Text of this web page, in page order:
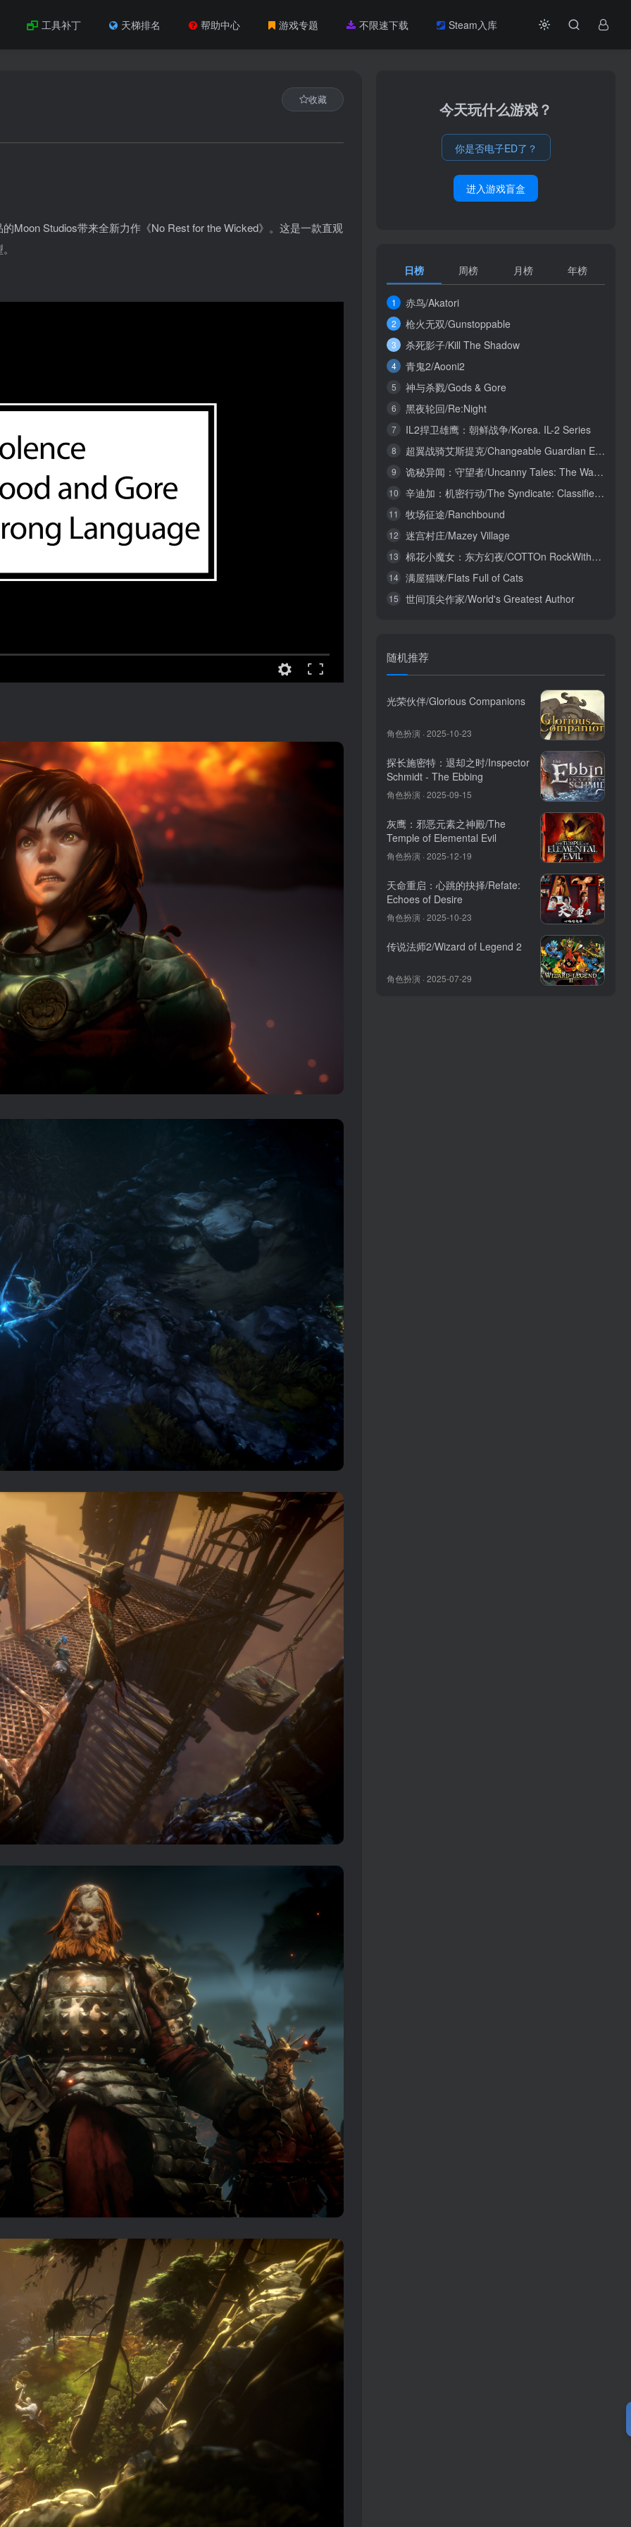
工具补丁 天梯排名 帮助中心 游戏专题 不限速下载 Steam入库
收藏
Moon Studios带来全新力作《No Rest for the Wicked》。这是一款直观
今天玩什么游戏？
你是否电子ED了？
进入游戏盲盒
日榜 周榜 月榜 年榜
1 赤鸟/Akatori
2 枪火无双/Gunstoppable
3 杀死影子/Kill The Shadow
4 青鬼2/Aooni2
5 神与杀戮/Gods & Gore
6 黑夜轮回/Re:Night
7 IL2捍卫雄鹰：朝鲜战争/Korea. IL-2 Series
8 超翼战骑艾斯提克/Changeable Guardian ESTIQUE
9 诡秘异闻：守望者/Uncanny Tales: The Watcher
10 辛迪加：机密行动/The Syndicate: Classified Operations
11 牧场征途/Ranchbound
12 迷宫村庄/Mazey Village
13 棉花小魔女：东方幻夜/COTTOn RockWithYou -ORIENTAL NIGHT DREAMS-
14 满屋猫咪/Flats Full of Cats
15 世间顶尖作家/World's Greatest Author
随机推荐
光荣伙伴/Glorious Companions
角色扮演 · 2025-10-23
探长施密特：退却之时/Inspector
Schmidt - The Ebbing
角色扮演 · 2025-09-15
灰鹰：邪恶元素之神殿/The
Temple of Elemental Evil
角色扮演 · 2025-12-19
天命重启：心跳的抉择/Refate:
Echoes of Desire
角色扮演 · 2025-10-23
传说法师2/Wizard of Legend 2
角色扮演 · 2025-07-29